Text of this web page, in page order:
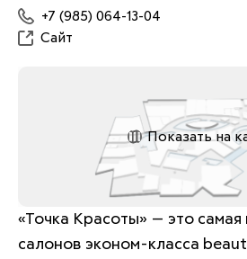
+7 (985) 064-13-04
Сайт
Показать на
«Точка Красоты» — это самая
салонов эконом-класса